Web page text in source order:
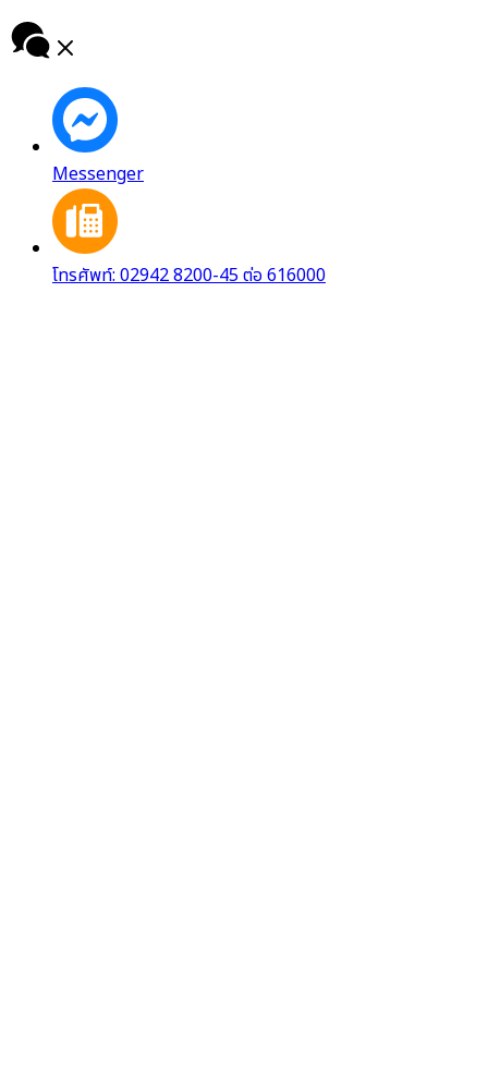
Messenger
โทรศัพท์: 02942 8200-45 ต่อ 616000